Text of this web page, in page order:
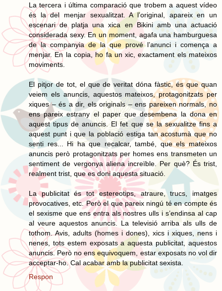
La tercera i última comparació que trobem a aquest vídeo
és la del menjar sexualitzat. A l’original, apareix en un
escenari de platja una xica en Bikini amb una actuació
considerada sexy. En un moment, agafa una hamburguesa
de la companyia de la que prové l’anunci i comença a
menjar. En la copia, ho fa un xic, exactament els mateixos
moviments.
El pitjor de tot, el que de veritat dóna fàstic, és que quan
veiem els anuncis, aquestos mateixos, protagonitzats per
xiques – és a dir, els originals – ens pareixen normals, no
ens pareix estrany el paper que desembena la dona en
aquest tipus de anuncis. El fet que se la sexualitze fins a
aquest punt i que la població estiga tan acostumà que no
senti res... Hi ha que recalcar, també, que els mateixos
anuncis però protagonitzats per homes ens transmeten un
sentiment de vergonya aliena increïble. Per què? És trist,
realment trist, que es doni aquesta situació.
La publicitat és tot estereotips, atraure, trucs, imatges
provocatives, etc. Però el que pareix ningú té en compte és
el sexisme que ens entra als nostres ulls i s’endinsa al cap
al veure aquestos anuncis. La televisió arriba als ulls de
tothom. Avis, adults (homes i dones), xics i xiques, nens i
nenes, tots estem exposats a aquesta publicitat, aquestos
anuncis. Però no ens equivoquem, estar exposats no vol dir
acceptar-ho. Cal acabar amb la publicitat sexista.
Respon